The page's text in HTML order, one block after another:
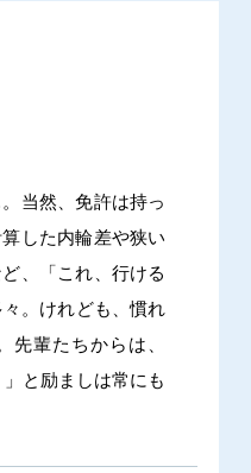
当然、免許は持っ
した内輪差や狭い
、「これ、行ける
。けれども、慣れ
先輩たちからは、
」と励ましは常にも